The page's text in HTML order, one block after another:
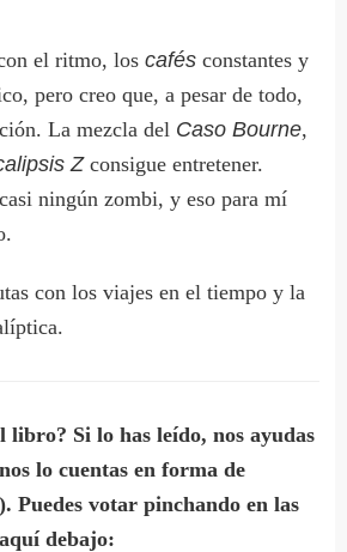
el ritmo, loscafés constantes y
pero creo que, a pesar de todo,
La mezcla del Caso Bourne,
Zconsigue entretener.
ningún zombi, y eso para mí
con los viajes en el tiempo y la
libro? Si lo has leído, nos ayudas
lo cuentas en forma de
Puedes votar pinchando en las
debajo: